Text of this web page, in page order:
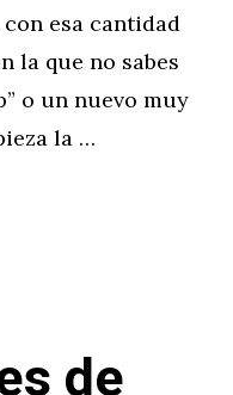
esa cantidad
la que no sabes
o un nuevo muy
la …